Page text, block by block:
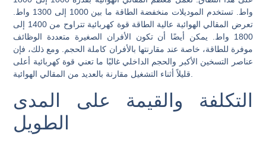
واط. تستخدم الموديلات منخفضة الطاقة ما بين 1000 إلى 1300 واط.
تعرض المقالي الهوائية عالية الطاقة قوة كهربائية تتراوح من 1400 إلى
1800 واط. يمكن أيضًا أن تكون الأفران الصغيرة متعددة الوظائف
موفرة للطاقة، خاصة عند مقارنتها بالأفران كاملة الحجم. ومع ذلك، فإن
عناصر التسخين الأكبر والحجم الداخلي غالبًا ما تعني قوة كهربائية أعلى
التكلفة والقيمة على المدى
الطويل